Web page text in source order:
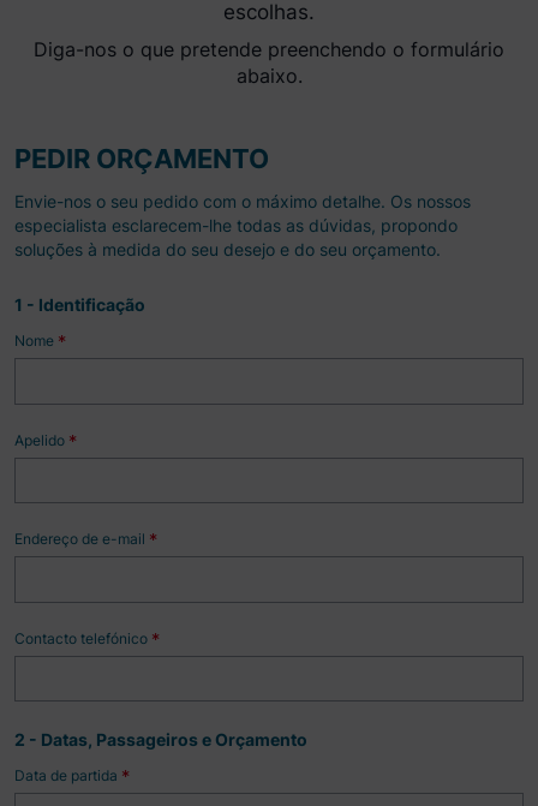
escolhas.
Diga-nos o que pretende preenchendo o formulário
abaixo.
PEDIR ORÇAMENTO
Envie-nos o seu pedido com o máximo detalhe. Os nossos
especialista esclarecem-lhe todas as dúvidas, propondo
soluções à medida do seu desejo e do seu orçamento.
1 - Identificação
Nome *
Apelido *
Endereço de e-mail *
Contacto telefónico *
2 - Datas, Passageiros e Orçamento
Data de partida *